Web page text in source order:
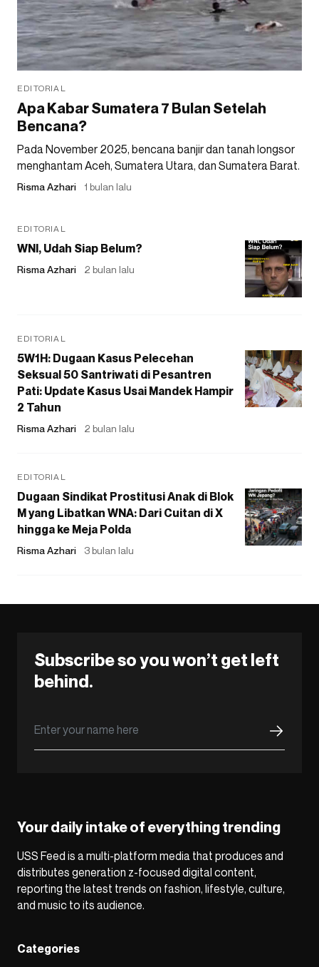
EDITORIAL
Apa Kabar Sumatera 7 Bulan Setelah
Bencana?
Pada November 2025, bencana banjir dan tanah longsor
menghantam Aceh, Sumatera Utara, dan Sumatera Barat.
Risma Azhari 1 bulan lalu
EDITORIAL
WNI, Udah Siap Belum?
Risma Azhari 2 bulan lalu
EDITORIAL
5W1H: Dugaan Kasus Pelecehan
Seksual 50 Santriwati di Pesantren
Pati: Update Kasus Usai Mandek Hampir
2 Tahun
Risma Azhari 2 bulan lalu
EDITORIAL
Dugaan Sindikat Prostitusi Anak di Blok
M yang Libatkan WNA: Dari Cuitan di X
hingga ke Meja Polda
Risma Azhari 3 bulan lalu
Subscribe so you won’t get left
behind.
Your daily intake of everything trending
USS Feed is a multi-platform media that produces and
distributes generation z-focused digital content,
reporting the latest trends on fashion, lifestyle, culture,
and music to its audience.
Categories